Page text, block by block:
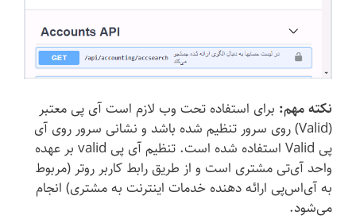
نکته مهم: برای استفاده تحت وب لازم است آی پی معتبر
(Valid) روی سرور تنظیم شده باشد و نشانی سرور روی آی
پی Valid‌ استفاده شده است. تنظیم آی پی valid بر عهده
واحد آی‌تی مشتری است و از طریق رابط کاربر روتر (مربوط
به آی‌اس‌پی ارائه دهنده خدمات اینترنت به مشتری) انجام
می‌شود.